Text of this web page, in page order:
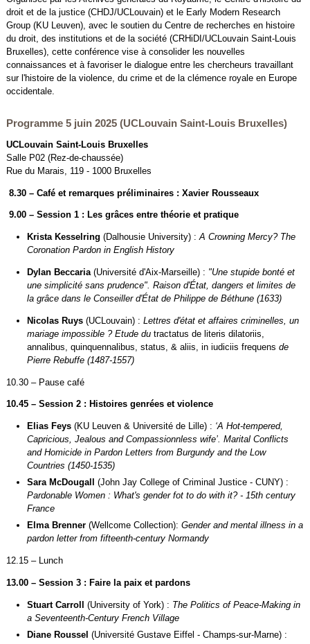
droit et de la justice (CHDJ/UCLouvain) et le Early Modern Research
Group (KU Leuven), avec le soutien du Centre de recherches en histoire
du droit, des institutions et de la société (CRHiDI/UCLouvain Saint-Louis
Bruxelles), cette conférence vise à consolider les nouvelles
connaissances et à favoriser le dialogue entre les chercheurs travaillant
sur l'histoire de la violence, du crime et de la clémence royale en Europe
occidentale.
Programme 5 juin 2025 (UCLouvain Saint-Louis Bruxelles)
UCLouvain Saint-Louis Bruxelles
Salle P02 (Rez-de-chaussée)
Rue du Marais, 119 - 1000 Bruxelles
8.30 – Café et remarques préliminaires : Xavier Rousseaux
9.00 – Session 1 : Les grâces entre théorie et pratique
Krista Kesselring (Dalhousie University) :A Crowning Mercy? The
Coronation Pardon in English History
Dylan Beccaria (Université d'Aix-Marseille) : "Une stupide bonté et
une simplicité sans prudence". Raison d'État, dangers et limites de
la grâce dans le Conseiller d'État de Philippe de Béthune (1633)
Nicolas Ruys (UCLouvain) : Lettres d'état et affaires criminelles, un
mariage impossible ? Etude du tractatus de literis dilatoriis,
annalibus, quinquennalibus, status, & aliis, in iudiciis frequens de
Pierre Rebuffe (1487-1557)
10.30 – Pause café
10.45 – Session 2 : Histoires genrées et violence
Elias Feys (KU Leuven & Université de Lille) : ‘A Hot-tempered,
Capricious, Jealous and Compassionnless wife’. Marital Conflicts
and Homicide in Pardon Letters from Burgundy and the Low
Countries (1450-1535)
Sara McDougall (John Jay College of Criminal Justice - CUNY) :
Pardonable Women : What's gender fot to do with it? - 15th century
France
Elma Brenner (Wellcome Collection): Gender and mental illness in a
pardon letter from fifteenth-century Normandy
12.15 – Lunch
13.00 – Session 3 : Faire la paix et pardons
Stuart Carroll (University of York) : The Politics of Peace-Making in
a Seventeenth-Century French Village
Diane Roussel (Université Gustave Eiffel - Champs-sur-Marne) :